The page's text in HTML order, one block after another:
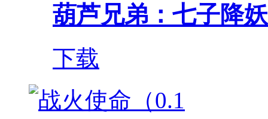
葫芦兄弟：七子降
下载